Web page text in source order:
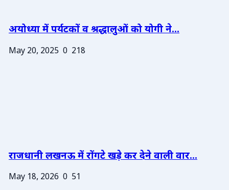
अयोध्या में पर्यटकों व श्रद्धालुओं को योगी ने...
May 20, 2025 0 218
राजधानी लखनऊ में रोंगटे खड़े कर देने वाली वार...
May 18, 2026 0 51